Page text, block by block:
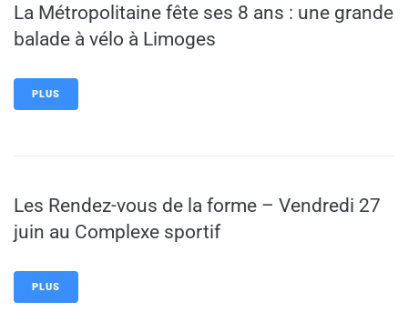
La Métropolitaine fête ses 8 ans : une grande
balade à vélo à Limoges
PLUS
Les Rendez-vous de la forme – Vendredi 27
juin au Complexe sportif
PLUS